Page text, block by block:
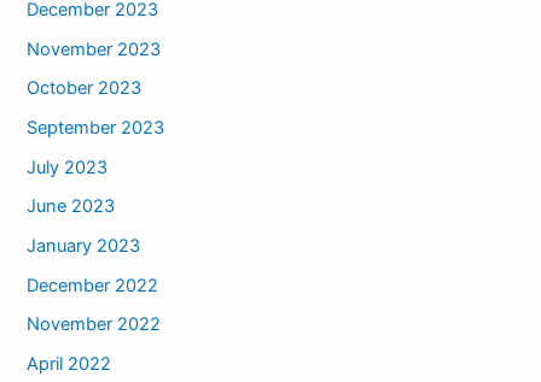
December 2023
November 2023
October 2023
September 2023
July 2023
June 2023
January 2023
December 2022
November 2022
April 2022